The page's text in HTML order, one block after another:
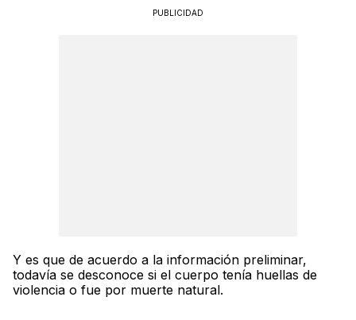
PUBLICIDAD
Y es que de acuerdo a la información preliminar,
todavía se desconoce si el cuerpo tenía huellas de
violencia o fue por muerte natural.